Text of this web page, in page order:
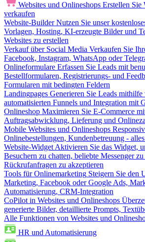
Websites und Onlineshops Erstellen Sie
verkaufen
Website-Builder Nutzen Sie unser
Vorlagen, Hosting, KI-erzeugte Bilder und
Websites zu erstellen
Verkauf über Social Media Verkaufen Sie
Facebook, Instagram, WhatsApp oder
Onlineformulare Erfassen Sie Leads mit
Bestellformularen, Registrierungs- und
Formularen mit bedingten Feldern
Landingpages Generieren Sie Leads
automatisierten Funnels und Integration mit
Onlineshop Maximieren Sie E-Commerce
Auftragsabwicklung, Lieferung und
Mobile Websites und Onlineshops
Onlinebestellungen, Kundenbetreuung -
Website-Widget Aktivieren Sie das Widget,
Besuchern zu chatten, beliebte Messenger
Rückrufanfragen zu akzeptieren
Tools für Onlinemarketing Steigern Sie den
Marketing, Facebook oder Google Ads,
Automatisierung, CRM-Integration
CoPilot in Websites und Onlineshops
generierte Bilder, detaillierte Prompts,
Alle Funktionen von Websites und
HR und Automatisierung